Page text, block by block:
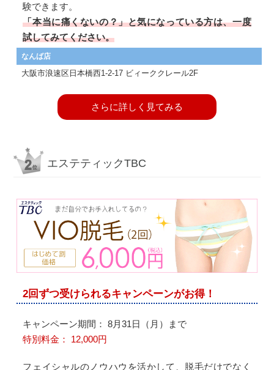
験できます。
「本当に痛くないの？」と気になっている方は、一度
試してみてください。
なんば店
大阪市浪速区日本橋西1-2-17 ビィーククレール2F
さらに詳しく見てみる
エステティックTBC
2回ずつ受けられるキャンペーンがお得！
キャンペーン期間： 8月31日（月）まで
特別料金： 12,000円
フェイシャルのノウハウを活かして、脱毛だけでなく